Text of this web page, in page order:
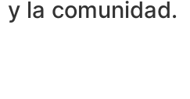
y la comunidad.